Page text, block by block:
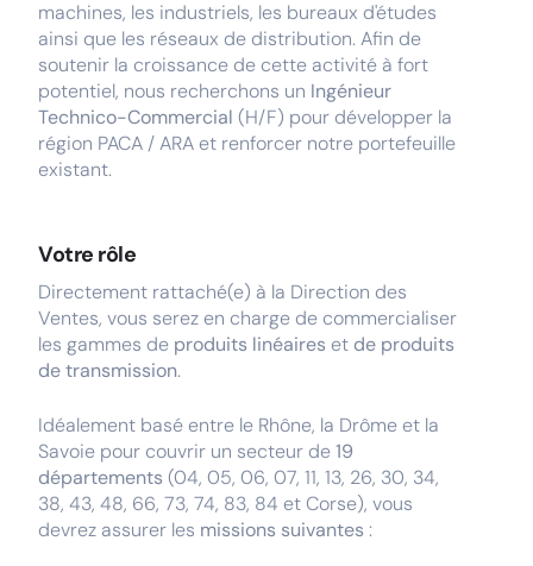
machines, les industriels, les bureaux d'études
ainsi que les réseaux de distribution. Afin de
soutenir la croissance de cette activité à fort
potentiel, nous recherchons un Ingénieur
Technico-Commercial (H/F) pour développer la
région PACA / ARA et renforcer notre portefeuille
existant.
Votre rôle
Directement rattaché(e) à la Direction des
Ventes, vous serez en charge de commercialiser
les gammes de produits linéaires et de produits
de transmission.
Idéalement basé entre le Rhône, la Drôme et la
Savoie pour couvrir un secteur de19
départements (04, 05, 06, 07, 11, 13, 26, 30, 34,
38, 43, 48, 66, 73, 74, 83, 84 et Corse), vous
devrez assurer les missions suivantes :